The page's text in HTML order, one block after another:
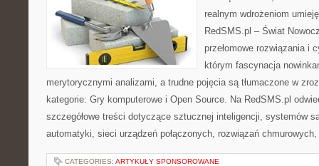
realnym wdrożeniom
RedSMS.pl – Świat
przełomowe rozwiązania i
którym fascynacja
merytorycznymi analizami, a trudne pojęcia są tłumaczone w
kategorie: Gry komputerowe i Open Source. Na RedSMS.pl
szczegółowe treści dotyczące sztucznej inteligencji, systemów
automatyki, sieci urządzeń połączonych, rozwiązań
CATEGORIES: ARTYKUŁY SPONSOROWANE